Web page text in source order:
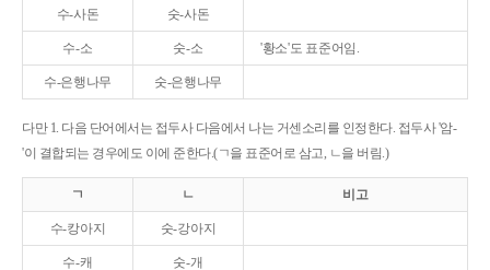
수-사돈 숫-사돈
수-소 숫-소 '황소'도 표준어임.
수-은행나무 숫-은행나무
다만 1. 다음 단어에서는 접두사 다음에서 나는 거센소리를 인정한다. 접두사 '암-
'이 결합되는 경우에도 이에 준한다.(ㄱ을 표준어로 삼고, ㄴ을 버림.)
ㄱ ㄴ 비고
수-캉아지 숫-강아지
수-캐 숫-개